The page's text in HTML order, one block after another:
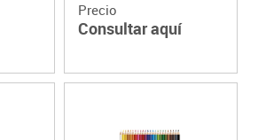
Precio
Consultar aquí